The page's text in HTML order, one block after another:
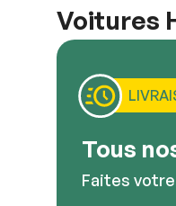
Voitures
HGrégoire offre
est une
Fe est un VUS
tout en
Tous
Faites